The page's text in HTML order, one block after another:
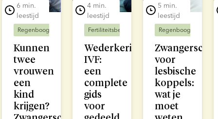
6 min.
leestijd
Regenbooggezinnen Fertiliteitsbehandeling
Kunnen
twee
vrouwen
een
kind
krijgen?
4 min.
leestijd
Fertiliteitsbehandeling Regenbooggezinnen
Wederkerige
IVF:
een
complete
gids
voor
5 min.
leestijd
Regenbooggezinnen
voor
lesbische
koppels:
wat je
moet